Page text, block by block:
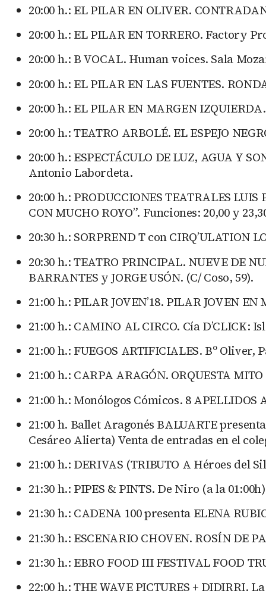
20:00 h.: EL PILAR EN OLIVER.
20:00 h.: EL PILAR EN TORRERO. Factory
20:00 h.: B VOCAL. Human voices. Sala
20:00 h.: EL PILAR EN LAS FUENTES.
20:00 h.: EL PILAR EN MARGEN
20:00 h.: TEATRO ARBOLÉ. EL ESPEJO
20:00 h.: ESPECTÁCULO DE LUZ, AGUA Y
Antonio Labordeta.
20:00 h.: PRODUCCIONES TEATRALES
CON MUCHO ROYO”. Funciones: 20,00 y
20:30 h.: SORPREND T con
20:30 h.: TEATRO PRINCIPAL. NUEVE DE
BARRANTES y JORGE USÓN. (C/ Coso, 59).
21:00 h.: PILAR JOVEN’18. PILAR JOVEN
21:00 h.: CAMINO AL CIRCO. Cía D’CLICK:
21:00 h.: FUEGOS ARTIFICIALES. Bº Oliver,
21:00 h.: CARPA ARAGÓN. ORQUESTA
21:00 h.: Monólogos Cómicos. 8 APELLIDOS
21:00 h. Ballet Aragonés BALUARTE
Cesáreo Alierta) Venta de entradas en el
21:00 h.: DERIVAS (TRIBUTO A Héroes del
21:30 h.: PIPES & PINTS. De Niro (a la
21:30 h.: CADENA 100 presenta ELENA
21:30 h.: ESCENARIO CHOVEN. ROSÍN DE
21:30 h.: EBRO FOOD III FESTIVAL FOOD
22:00 h.: THE WAVE PICTURES + DIDIRRI.